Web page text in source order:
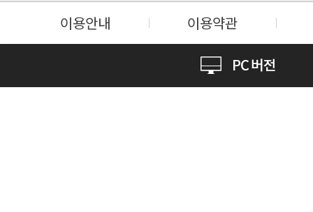
이용안내 이용약관